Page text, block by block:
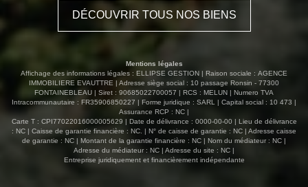
DÉCOUVRIR TOUS NOS BIENS
Mentions légales
Affichage des informations légales : ELLIPSE GESTION | Raison sociale : AGENCE
IMMOBILIERE EVAUTTRE | Adresse siège social : 10 passage Ronsin - 77300
FONTAINEBLEAU | Siret : 90685022700057 | RCS : MELUN | Numero TVA
Intracommunautaire : FR35906850227 | Forme juridique : SARL | Capital social : 10 473 |
Assurance RCP : NC |
Carte T : CPI77022016000005629 | Date de délivrance : 0000-00-00 | Lieu de délivrance
: NC | Caisse de garantie financière : NC. | N° de caisse de garantie : NC | Adresse caisse
de garantie : NC | Montant de la garantie financière : NC | Nom du médiateur : NC |
Adresse du médiateur : NC | Adresse du site : NC |
Entreprise juridiquement et financièrement indépendante